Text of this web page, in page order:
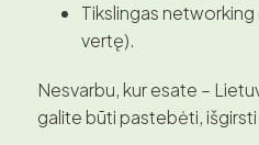
Tikslingas
vertę).
Nesvarbu, kur esate –
galite būti pastebėti, išgirsti